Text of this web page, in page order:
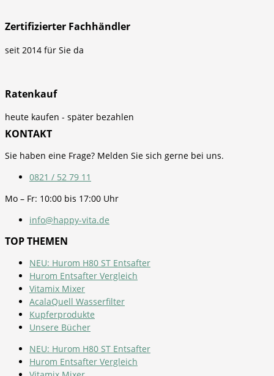
Zertifizierter Fachhändler
seit 2014 für Sie da
Ratenkauf
heute kaufen - später bezahlen
KONTAKT
Sie haben eine Frage? Melden Sie sich gerne bei uns.
0821 / 52 79 11
Mo – Fr: 10:00 bis 17:00 Uhr
info@happy-vita.de
TOP THEMEN
NEU: Hurom H80 ST Entsafter
Hurom Entsafter Vergleich
Vitamix Mixer
AcalaQuell Wasserfilter
Kupferprodukte
Unsere Bücher
NEU: Hurom H80 ST Entsafter
Hurom Entsafter Vergleich